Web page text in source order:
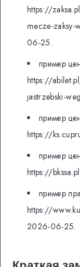
https://
mecze-
06-25.
пример
https://
jastrzebski-
пример
https://
пример
https://
пример
https://
2026-06-25.